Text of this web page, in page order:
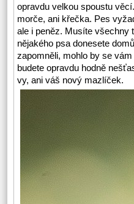
opravdu velkou spoustu
morče, ani křečka. Pes
ale i peněz. Musíte všechny
nějakého psa donesete
zapomněli, mohlo by se
budete opravdu hodně
vy, ani váš nový mazlíček.